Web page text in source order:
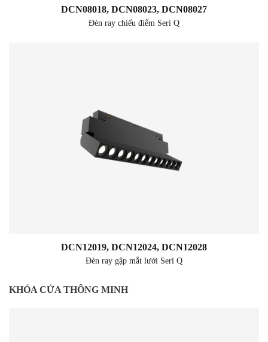
DCN08018, DCN08023, DCN08027
Đèn ray chiếu điểm Seri Q
DCN12019, DCN12024, DCN12028
Đèn ray gập mắt lưới Seri Q
KHÓA CỬA THÔNG MINH